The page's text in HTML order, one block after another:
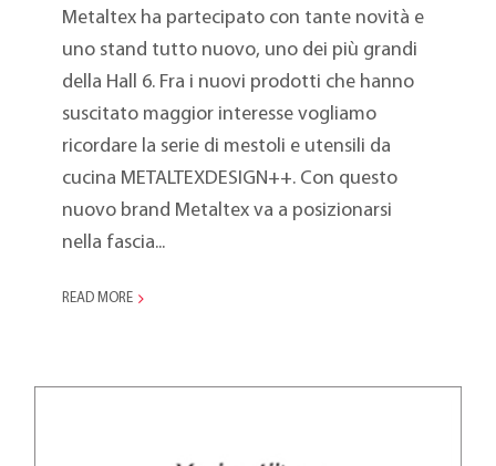
Metaltex ha partecipato con tante novità e
uno stand tutto nuovo, uno dei più grandi
della Hall 6. Fra i nuovi prodotti che hanno
suscitato maggior interesse vogliamo
ricordare la serie di mestoli e utensili da
cucina METALTEXDESIGN++. Con questo
nuovo brand Metaltex va a posizionarsi
nella fascia...
READ MORE